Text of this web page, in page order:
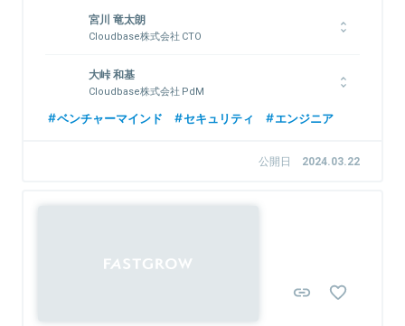
宮川 竜太朗
Cloudbase株式会社 CTO
トのバックエンドエンジニアとして開発に取り組む。2022年3月
よりCloudbaseにジョイン。現在はCTOとして開発組織を統括
し、マネジメントや技術戦略、採用などを担当。
大峠 和基
Cloudbase株式会社 PdM
筑波大学大学院卒。学生時代からスタートアップ企業で研究論文
スト事業イノベータ認定を受ける。 2023年1月よりCloudbase
ベンチャーマインド セキュリティ エンジニア
公開日 2024.03.22